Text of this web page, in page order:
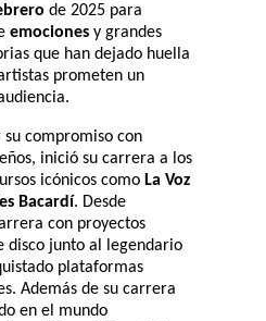
de 2025 para
emociones y grandes
que han dejado huella
prometen un
compromiso con
inició su carrera a los
icónicos como La Voz
Bacardí. Desde
con proyectos
disco junto al legendario
plataformas
Además de su carrera
en el mundo